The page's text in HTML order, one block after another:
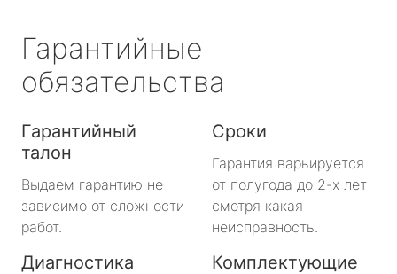
Гарантийные
обязательства
Гарантийный
талон
Выдаем гарантию не
зависимо от сложности
работ.
Сроки
Гарантия варьируется
от полугода до 2-х лет
смотря какая
неисправность.
Диагностика Комплектующие